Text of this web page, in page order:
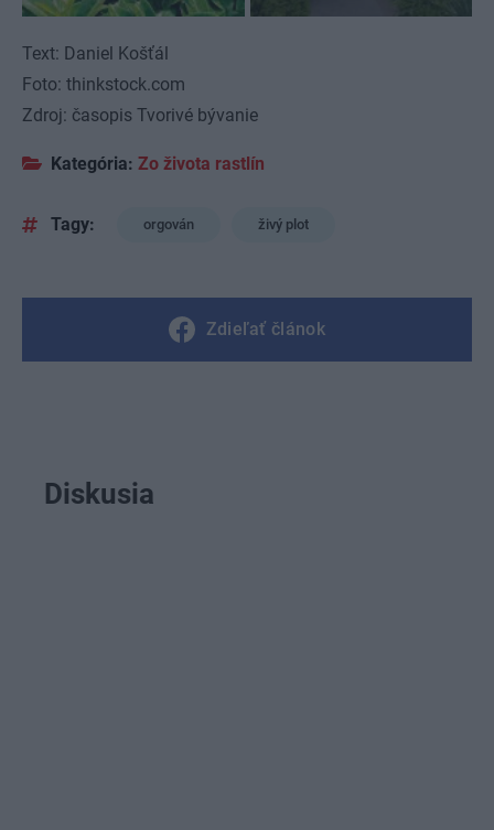
Text: Daniel Košťál
Foto: thinkstock.com
Zdroj: časopis Tvorivé bývanie
Kategória: Zo života rastlín
Tagy: orgován živý plot
Zdieľať článok
Diskusia